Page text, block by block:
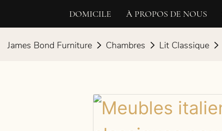
DOMICILE À PROPOS DE NOUS
James Bond Furniture Chambres Lit Classique